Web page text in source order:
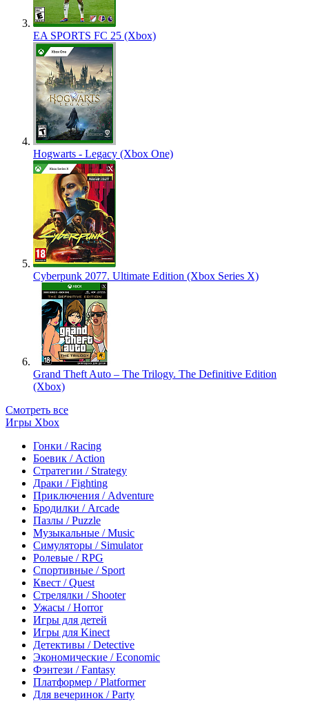
EA SPORTS FC 25 (Xbox)
Hogwarts - Legacy (Xbox One)
Cyberpunk 2077. Ultimate Edition (Xbox Series X)
Grand Theft Auto – The Trilogy. The Definitive Edition
(Xbox)
Смотреть все
Игры Xbox
Гонки / Racing
Боевик / Action
Стратегии / Strategy
Драки / Fighting
Приключения / Adventure
Бродилки / Arcade
Пазлы / Puzzle
Музыкальные / Music
Симуляторы / Simulator
Ролевые / RPG
Спортивные / Sport
Квест / Quest
Стрелялки / Shooter
Ужасы / Horror
Игры для детей
Игры для Kinect
Детективы / Detective
Экономические / Economic
Фэнтези / Fantasy
Платформер / Platformer
Для вечеринок / Party